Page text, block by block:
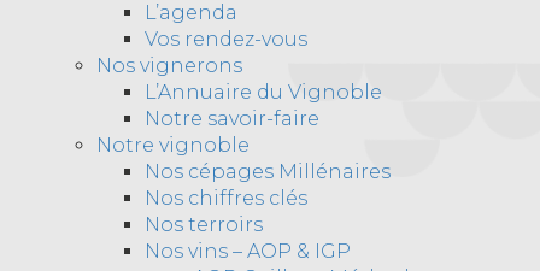
L’agenda
Vos rendez-vous
Nos vignerons
L’Annuaire du Vignoble
Notre savoir-faire
Notre vignoble
Nos cépages Millénaires
Nos chiffres clés
Nos terroirs
Nos vins – AOP & IGP